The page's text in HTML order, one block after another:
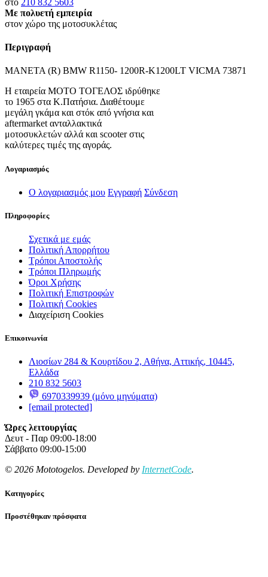
Με πολυετή εμπειρία
στον χώρο της μοτοσυκλέτας
Περιγραφή
MANETA (R) BMW R1150- 1200R-K1200LT VICMA 73871
Η εταιρεία ΜΟΤΟ ΤΟΓΕΛΟΣ ιδρύθηκε
το 1965 στα Κ.Πατήσια. Διαθέτουμε
μεγάλη γκάμα και στόκ από γνήσια και
aftermarket ανταλλακτικά
μοτοσυκλετών αλλά και scooter στις
καλύτερες τιμές της αγοράς.
Λογαριασμός
Ο λογαριασμός μου Εγγραφή Σύνδεση
Πληροφορίες
Σχετικά με εμάς
Πολιτική Απορρήτου
Τρόποι Αποστολής
Τρόποι Πληρωμής
Όροι Χρήσης
Πολιτική Επιστροφών
Πολιτική Cookies
Διαχείριση Cookies
Επικοινωνία
Λιοσίων 284 & Κουρτίδου 2, Αθήνα, Αττικής, 10445,
Ελλάδα
210 832 5603
6970339939 (μόνο μηνύματα)
[email protected]
Ώρες λειτουργίας
Δευτ - Παρ 09:00-18:00
Σάββατο 09:00-15:00
© 2026 Mototogelos. Developed by InternetCode.
Κατηγορίες
Προστέθηκαν πρόσφατα